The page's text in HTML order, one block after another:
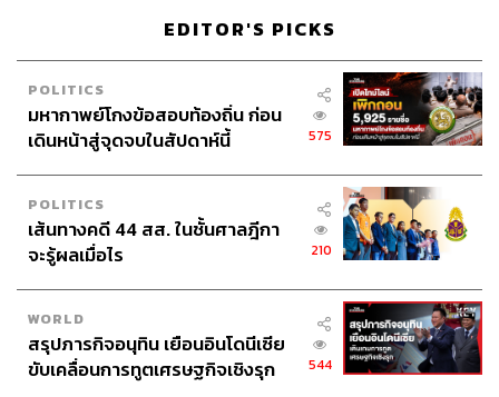
EDITOR'S PICKS
POLITICS
มหากาพย์โกงข้อสอบท้องถิ่น ก่อน
เดินหน้าสู่จุดจบในสัปดาห์นี้
575
POLITICS
เส้นทางคดี 44 สส. ในชั้นศาลฎีกา
จะรู้ผลเมื่อไร
210
WORLD
สรุปภารกิจอนุทิน เยือนอินโดนีเซีย
ขับเคลื่อนการทูตเศรษฐกิจเชิงรุก
544